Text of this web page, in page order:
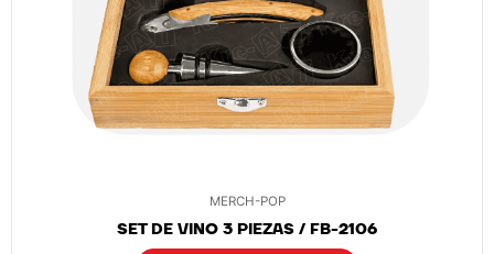
MERCH-POP
SET DE VINO 3 PIEZAS / FB-2106